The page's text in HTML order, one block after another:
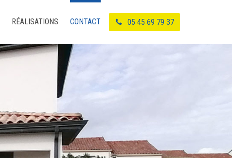
RÉALISATIONS CONTACT 05 45 69 79 37